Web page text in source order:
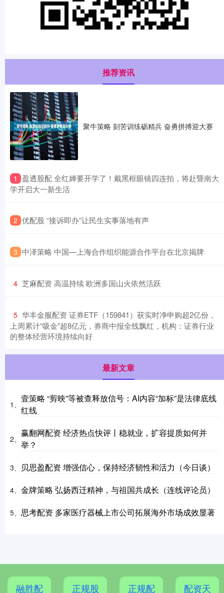
推荐资讯
聚牛策略 刻苦训练砺精兵 奋勇拼搏迎大赛
1 ​盈透股配 全红婵要开学了！戴黑框眼镜四连拍，将赴暨南大
学开启大一新生活
2 ​优配股 “接诉即办”让民生实事落地有声
3 ​中泽策略 中国—上海合作组织能源合作平台在北京揭牌
4 ​芝麻配资 高温持续 欧洲多国山火依然活跃
5 ​华丰金服配资 证券ETF（159841）获实时净申购超2亿份，
上周累计“吸金”超8亿元，券商中报全线飘红，机构：证券行业
的整体经营环境持续向好
最新文章
1、
壹策略 “剪映”等被查释放信号：AI内容“加标”是法律底线
红线
2、
赢翻网配资 经济热点快评丨稳就业，扩容提质如何并
举？
3、 贝思盈配资 增强信心，保持经济韧性和活力（今日谈）
4、 金牌策略 弘扬西迁精神，与祖国共成长（连线评论员）
5、 思考配资 多家医疗器械上市公司拓展海外市场成效显著
融胜配 正规股 正规配 配资天